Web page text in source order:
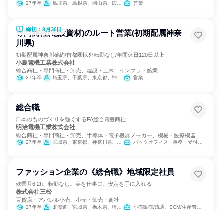
27年卒 鳥取県、島根県、岡山県、広島県、山口県 営業
締切：9月30日
専門商社(電設資材)のルート営業(初期配属神奈
川県)
初期配属神奈川確約/首都圏以外転勤なし/年間休日120日以上
小島電機工業株式会社
総合商社・専門商社・卸売、建設・土木、インフラ・鉱業
27年卒 埼玉県、千葉県、東京都、神奈川県 営業
総合職
日本のものづくりを強くするFA総合電機商社
明治電機工業株式会社
総合商社・専門商社・卸売、半導体・電子機器メーカー、機械・医療機器メ
ーカー27年卒 宮城県、東京都、神奈川県、愛知県、三重県、大阪府、福岡県 バックオフィス・事務・受付、営業、SCM/生産管理/購買/物流、製造・生産工程、IT
ファッション企業の《総合職》地域限定社員
残業月6.2h、転勤なし。美を仕事に、安定を手に入れる
株式会社三松
百貨店・アパレル小売、小売・卸売・商社
27年卒 北海道、宮城県、栃木県、埼玉県、千葉県、東京都、神奈川県、愛知県、京都府、大阪府、兵庫県、福岡県、沖縄県 小売販売/流通、SCM/生産管理/購買/物流、営業